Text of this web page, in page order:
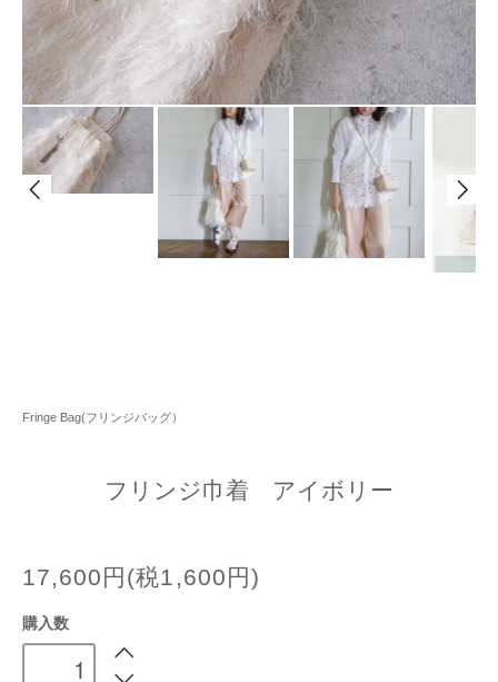
Fringe Bag(フリンジバッグ）
フリンジ巾着 アイボリー
17,600円(税1,600円)
購入数